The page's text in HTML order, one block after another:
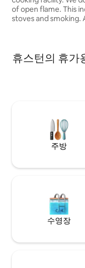
of open flame. This
stoves and smoking.
entirely clear
Immerse yourself in
the stars and wake
휴스턴의 휴가
주방
수영장